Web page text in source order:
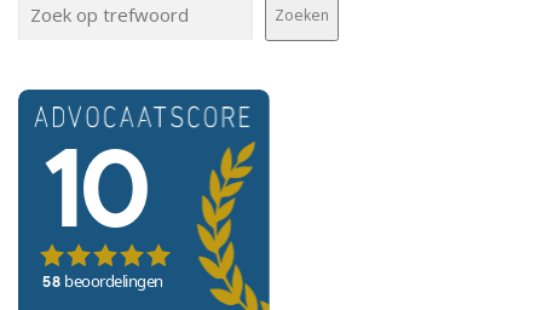
Zoeken